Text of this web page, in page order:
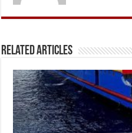
Related Articles